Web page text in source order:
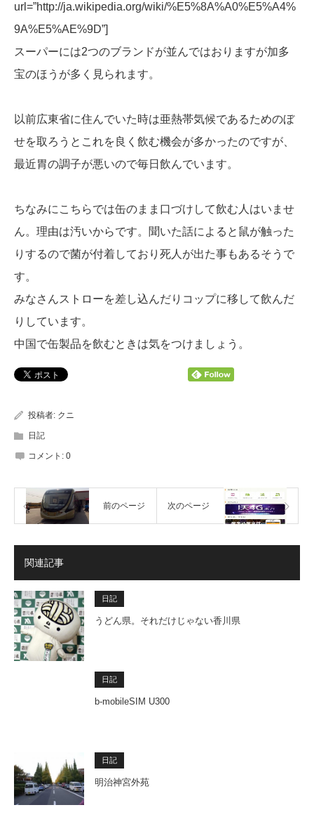
url=”http://ja.wikipedia.org/wiki/%E5%8A%A0%E5%A4%
9A%E5%AE%9D”]
スーパーには2つのブランドが並んではおりますが加多
宝のほうが多く見られます。
以前広東省に住んでいた時は亜熱帯気候であるためのぼ
せを取ろうとこれを良く飲む機会が多かったのですが、
最近胃の調子が悪いので毎日飲んでいます。
ちなみにこちらでは缶のまま口づけして飲む人はいませ
ん。理由は汚いからです。聞いた話によると鼠が触った
りするので菌が付着しており死人が出た事もあるそうで
す。
みなさんストローを差し込んだりコップに移して飲んだ
りしています。
中国で缶製品を飲むときは気をつけましょう。
投稿者: クニ
日記
コメント: 0
前のページ 次のページ
関連記事
日記
うどん県。それだけじゃない香川県
日記
b-mobileSIM U300
日記
明治神宮外苑